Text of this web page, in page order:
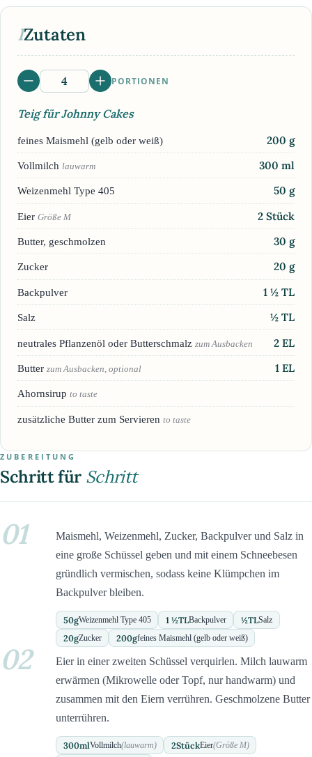
IZutaten
PORTIONEN
Teig für Johnny Cakes
feines Maismehl (gelb oder weiß) 200 g
Vollmilch lauwarm 300 ml
Weizenmehl Type 405 50 g
Eier Größe M 2 Stück
Butter, geschmolzen 30 g
Zucker 20 g
Backpulver 1 ½ TL
Salz ½ TL
neutrales Pflanzenöl oder Butterschmalz zum Ausbacken 2 EL
Butter zum Ausbacken, optional 1 EL
Ahornsirup to taste
zusätzliche Butter zum Servieren to taste
ZUBEREITUNG
Schritt für Schritt
01
Maismehl, Weizenmehl, Zucker, Backpulver und Salz in
eine große Schüssel geben und mit einem Schneebesen
gründlich vermischen, sodass keine Klümpchen im
Backpulver bleiben.
50gWeizenmehl Type 405 1 ½TLBackpulver ½TLSalz
20gZucker 200gfeines Maismehl (gelb oder weiß)
02
Eier in einer zweiten Schüssel verquirlen. Milch lauwarm
erwärmen (Mikrowelle oder Topf, nur handwarm) und
zusammen mit den Eiern verrühren. Geschmolzene Butter
unterrühren.
300mlVollmilch(lauwarm) 2StückEier(Größe M)